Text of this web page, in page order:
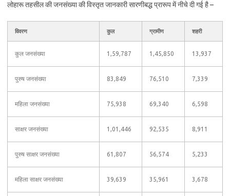
लोहारू तहसील की जनसंख्या की विस्तृत जानकारी सारणीबद्ध प्रारूप में नीचे दी गई है –
विवरण कुल ग्रामीण शहरी
कुल जनसंख्या 1,59,787 1,45,850 13,937
पुरुष जनसंख्या 83,849 76,510 7,339
महिला जनसंख्या 75,938 69,340 6,598
साक्षर जनसंख्या 1,01,446 92,535 8,911
पुरुष साक्षर जनसंख्या 61,807 56,574 5,233
महिला साक्षर जनसंख्या 39,639 35,961 3,678